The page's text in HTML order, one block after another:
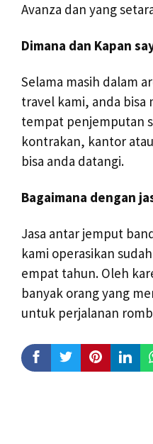
Avanza dan yang
Dimana dan Kapan
Selama masih dalam
travel kami, anda
tempat penjemputan
kontrakan, kantor
bisa anda datangi.
Bagaimana dengan
Jasa antar jemput
kami operasikan
empat tahun. Oleh
banyak orang yang
untuk perjalanan